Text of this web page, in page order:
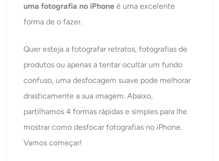
Substituto de IA
AI Recolorir
Ferramentas de retrato
Trocador de penteado
uma fotografia no iPhone é uma excelente
forma de o fazer.
Quer esteja a fotografar retratos, fotografias de
produtos ou apenas a tentar ocultar um fundo
confuso, uma desfocagem suave pode melhorar
drasticamente a sua imagem. Abaixo,
partilhamos 4 formas rápidas e simples para lhe
mostrar como desfocar fotografias no iPhone.
Vamos começar!